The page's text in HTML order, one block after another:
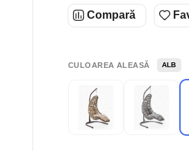
Compară
CULOAREA ALEASĂ ALB